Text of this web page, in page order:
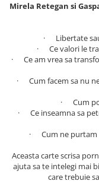
Senzatii/Suspans
Senzatii/Thriller
Teens Book Club
Adezivi si benzi
Articole Birotica
Mirela Retegan si
· Libertate
· Ce valori le
· Ce am vrea sa
· Cum facem sa nu
· Cum
· Ce inseamna sa
· Cum ne purtam
Aceasta carte scrisa
ajuta sa te intelegi mai
care trebuie